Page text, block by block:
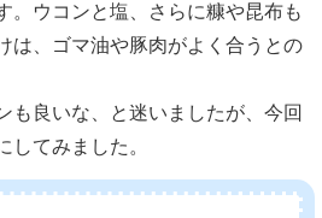
。ウコンと塩、さらに糠や昆布も
は、ゴマ油や豚肉がよく合うとの
も良いな、と迷いましたが、今回
してみました。